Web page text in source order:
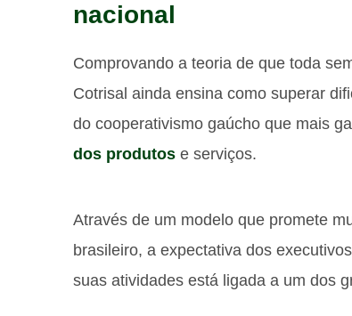
nacional
Comprovando a teoria de que toda
Cotrisal ainda ensina como superar
do cooperativismo gaúcho que mais
dos produtos e serviços.
Através de um modelo que promete
brasileiro, a expectativa dos
suas atividades está ligada a um dos